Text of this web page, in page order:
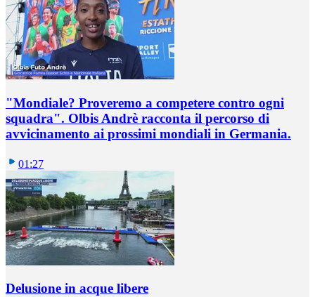
"Mondiale? Proveremo a competere contro ogni
squadra". Olbis Andrè racconta il percorso di
avvicinamento ai prossimi mondiali in Germania.
01:27
Delusione in acque libere